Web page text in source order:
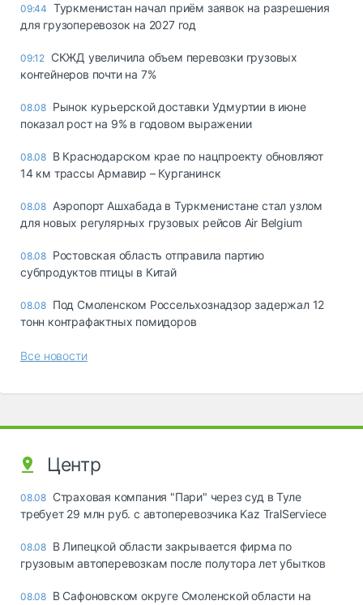
09:44 Туркменистан начал приём заявок на разрешения
для грузоперевозок на 2027 год
09:12 СКЖД увеличила объем перевозки грузовых
контейнеров почти на 7%
08.08 Рынок курьерской доставки Удмуртии в июне
показал рост на 9% в годовом выражении
08.08 В Краснодарском крае по нацпроекту обновляют
14 км трассы Армавир – Курганинск
08.08 Аэропорт Ашхабада в Туркменистане стал узлом
для новых регулярных грузовых рейсов Air Belgium
08.08 Ростовская область отправила партию
субпродуктов птицы в Китай
08.08 Под Смоленском Россельхознадзор задержал 12
тонн контрафактных помидоров
Все новости
Центр
08.08 Страховая компания "Пари" через суд в Туле
требует 29 млн руб. с автоперевозчика Kaz TralServiece
08.08 В Липецкой области закрывается фирма по
грузовым автоперевозкам после полутора лет убытков
08.08 В Сафоновском округе Смоленской области на